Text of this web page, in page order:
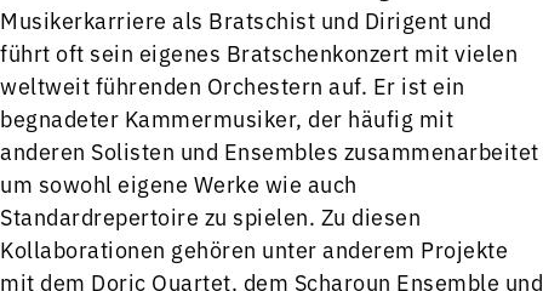
Musikerkarriere als Bratschist und Dirigent und
führt oft sein eigenes Bratschenkonzert mit vielen
weltweit führenden Orchestern auf. Er ist ein
begnadeter Kammermusiker, der häufig mit
anderen Solisten und Ensembles zusammenarbeitet
um sowohl eigene Werke wie auch
Standardrepertoire zu spielen. Zu diesen
Kollaborationen gehören unter anderem Projekte
mit dem Doric Quartet, dem Scharoun Ensemble und